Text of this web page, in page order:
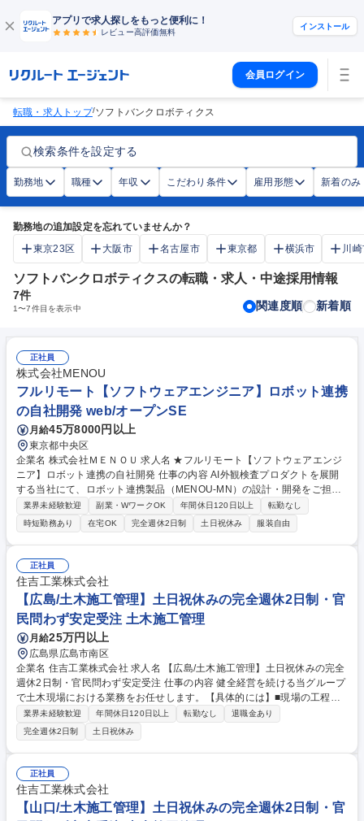
アプリで求人探しをもっと便利に！
レビュー高評価無料
インストール
会員ログイン
転職・求人トップ/ソフトバンクロボティクス
検索条件を設定する
勤務地 職種 年収 こだわり条件 雇用形態 新着のみ
勤務地の追加設定を忘れていませんか？
東京23区
大阪市 名古屋市 東京都 横浜市 川
ソフトバンクロボティクスの転職・求人・中途採用情報
7件
1〜7件目を表示中 関連度順 新着順
正社員
株式会社MENOU
フルリモート【ソフトウェアエンジニア】ロボット連携
の自社開発 web/オープンSE
月給45万8000円以上
東京都中央区
企業名 株式会社ＭＥＮＯＵ 求人名 ★フルリモート【ソフトウェアエンジ
ニア】ロボット連携の自社開発 仕事の内容 AI外観検査プロダクトを展開
する当社にて、ロボット連携製品（MENOU-MN）の設計・開発をご担
当。カメラやPLC等の実デバイスと連携した制御ロジック実装や、現場環
境に合わせた最適化を推進します。ハードとソフ トが融合する領域で、事
業成長を加速させる中核を担います。■協働ロボット連携プロダクトの設
計・開発・改善 ■実デバイス（カメラ・PLC）連携の制御ロジック実装 ■
ライン環境に合わせたサイクル・撮像シーケンスの最適化 ■リカバリ設計
等の運用基盤構築 ■実機評価を通じた新機能企画【仕事の魅力】自社AIプ
ロダクトとハードウェアを繋ぐ、実機が動く醍醐味を味わえます。 募集職
種 ★フルリモート【ソフトウェアエンジニア】ロボット連携の自社開発
業界未経験歓迎 副業・WワークOK 年間休日120日以上
転勤なし
時短勤務あり
在宅OK 完全週休2日制 土日祝休み 服装自由
正社員
住吉工業株式会社
【広島/土木施工管理】土日祝休みの完全週休2日制・官
民問わず安定受注 土木施工管理
月給25万円以上
広島県広島市南区
企業名 住吉工業株式会社 求人名 【広島/土木施工管理】土日祝休みの完全
週休2日制・官民問わず安定受注 仕事の内容 健全経営を続ける当グループ
で土木現場における業務をお任せします。【具体的には】■現場の工程・
品質・安全の管理 ■人員・資材の発注業務 ■各種申請書類の作成・提出 等
～DX最先端企業～ 弊社のAIとIoT技術を活用した現場の安全管理に関する
DXの取り組みが、山口県「令和5年度 未来技術オープンラボ」実証プロジ
ェクトに採択 遠隔重機、スマートグラス、ドローン測量、帳票の電子化な
ど働きやすい環境づくりのために様々な取り組みを実施し続けます。 （業
務内容の変更の範囲）当社業務全般 募集職種 【広島/土木施工管理】土日
祝休みの完全週休2日制・官民問わず安定受注
業界未経験歓迎 年間休日120日以上 転勤なし
退職金あり
完全週休2日制
土日祝休み
正社員
住吉工業株式会社
【山口/土木施工管理】土日祝休みの完全週休2日制・官